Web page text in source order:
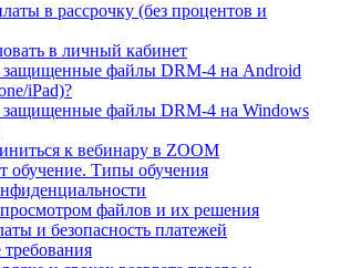
в рассрочку (без процентов и
в личный кабинет
защищенные файлы DRM-4 на Android
iPad)?
защищенные файлы DRM-4 на Windows
к вебинару в ZOOM
обучение. Типы обучения
файлов и их решения
и безопасность платежей